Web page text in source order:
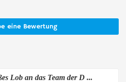
eine Bewertung
Lob an das Team der D ...